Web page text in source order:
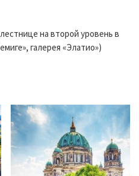
на второй уровень в
галерея «Элатио»)